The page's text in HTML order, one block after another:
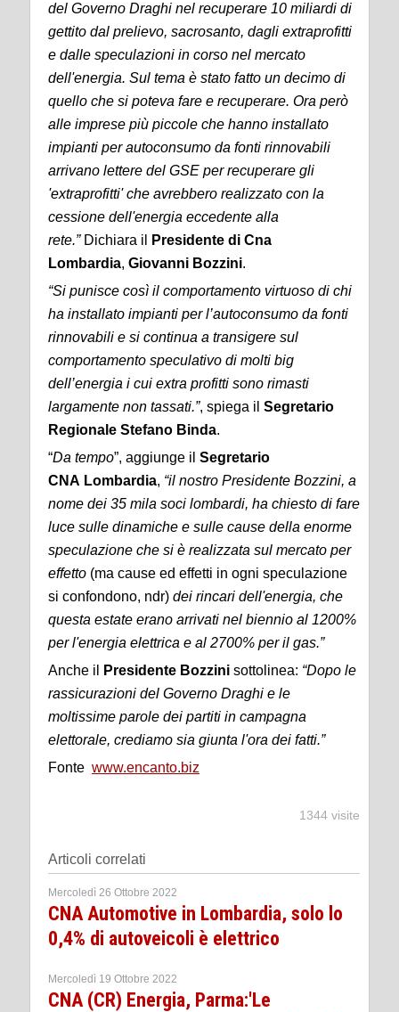
del Governo Draghi nel recuperare 10 miliardi di
gettito dal prelievo, sacrosanto, dagli extraprofitti
e dalle speculazioni in corso nel mercato
dell'energia. Sul tema è stato fatto un decimo di
quello che si poteva fare e recuperare. Ora però
alle imprese più piccole che hanno installato
impianti per autoconsumo da fonti rinnovabili
arrivano lettere del GSE per recuperare gli
'extraprofitti' che avrebbero realizzato con la
cessione dell'energia eccedente alla
rete.”Dichiara il
Presidente di Cna
Lombardia, Giovanni Bozzini.
“Si punisce così il comportamento virtuoso di chi
ha installato impianti per l’autoconsumo da fonti
rinnovabili e si continua a transigere sul
comportamento speculativo di molti big
dell’energia i cui extra profitti sono rimasti
largamente non tassati.”, spiega il Segretario
Regionale Stefano Binda.
“Da tempo”, aggiunge il Segretario
CNA Lombardia, “il nostro Presidente Bozzini, a
nome dei 35 mila soci lombardi, ha chiesto di fare
luce sulle dinamiche e sulle cause della enorme
speculazione che si è realizzata sul mercato per
effetto (ma cause ed effetti in ogni speculazione
si confondono, ndr) dei rincari dell'energia, che
questa estate erano arrivati nel biennio al 1200%
per l'energia elettrica e al 2700% per il gas.”
Anche il
Presidente Bozzini sottolinea: “Dopo le
rassicurazioni del Governo Draghi e le
moltissime parole dei partiti in campagna
elettorale, crediamo sia giunta l'ora dei fatti.”
Fonte www.encanto.biz
1344 visite
Articoli correlati
Mercoledì 26 Ottobre 2022
CNA Automotive in Lombardia, solo lo
0,4% di autoveicoli è elettrico
Mercoledì 19 Ottobre 2022
CNA (CR) Energia, Parma:'Le